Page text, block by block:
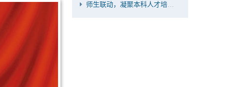
师生联动，凝聚本科人才培养新动力——教务处、少年班学院举办联合主题党日活动